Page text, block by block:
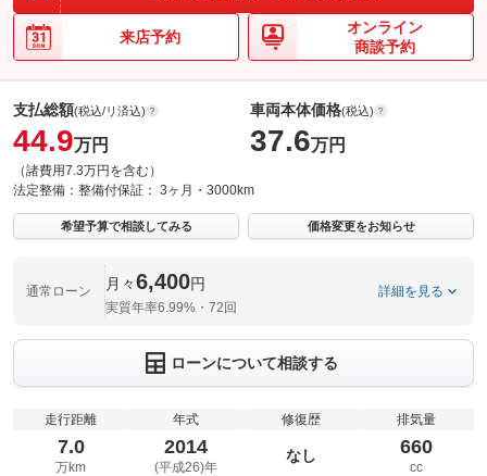
来店予約
オンライン
商談予約
支払総額(税込/リ済込)
44.9万円
（諸費用7.3万円を含む）
車両本体価格(税込)
37.6万円
法定整備： 整備付保証： 3ヶ月・3000km
希望予算で相談してみる 価格変更をお知らせ
通常ローン 月々6,400円
実質年率6.99%・72回
詳細を見る
ローンについて相談する
走行距離
7.0
万km
年式
2014
(平成26)年
修復歴
なし
排気量
660
cc